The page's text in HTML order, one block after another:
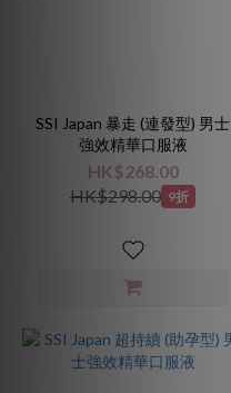
SSI Japan 暴走 (連發型) 男士
強效精華口服液
HK$268.00
HK$298.00 9折